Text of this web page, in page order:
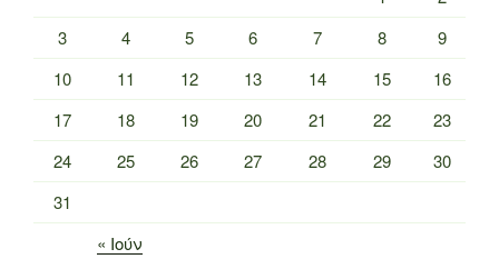
3
4 5 6 7 8
9
10
11 12 13 14 15
16
17
18 19 20 21 22
23
24
25 26 27 28 29
30
31
« Ιούν